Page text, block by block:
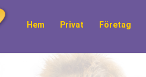
Hem Privat Företag